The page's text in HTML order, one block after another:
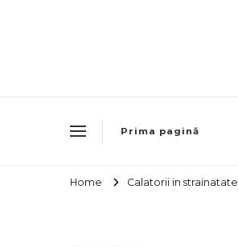
Prima pagină
Home Calatorii in strainatate